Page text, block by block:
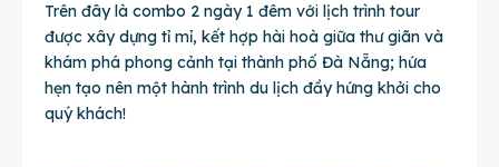
Trên đây là combo 2 ngày 1 đêm với lịch trình tour
được xây dựng tỉ mỉ, kết hợp hài hoà giữa thư giãn và
khám phá phong cảnh tại thành phố Đà Nẵng; hứa
hẹn tạo nên một hành trình du lịch đầy hứng khởi cho
quý khách!